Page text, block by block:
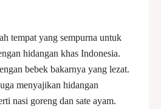
tempat yang sempurna untuk
hidangan khas Indonesia.
bebek bakarnya yang lezat.
menyajikan hidangan
nasi goreng dan sate ayam.